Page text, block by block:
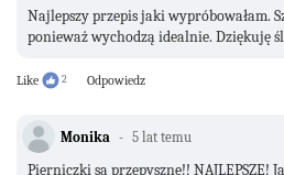
Najlepszy przepis jaki wypróbowałam.
ponieważ wychodzą idealnie. Dziękuję
Like 2 Odpowiedz
Monika 5 lat temu
Pierniczki sa przepyszne!! NAJLEPSZE!